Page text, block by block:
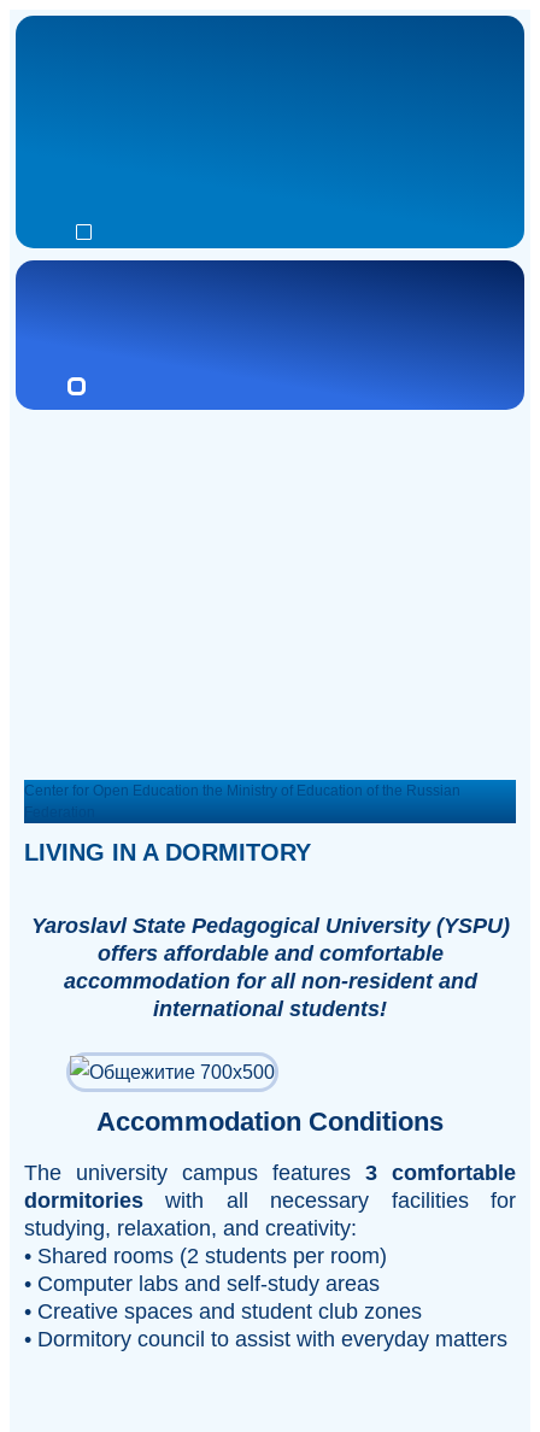
Center for Open Education the Ministry of Education of the Russian
LIVING IN A DORMITORY
Yaroslavl State Pedagogical University (YSPU)
offers affordable and comfortable
accommodation for all non-resident and
international students!
Accommodation Conditions
The university campus features 3 comfortable
dormitories with all necessary facilities for
studying, relaxation, and creativity:
• Shared rooms (2 students per room)
• Computer labs and self-study areas
• Creative spaces and student club zones
• Dormitory council to assist with everyday matters